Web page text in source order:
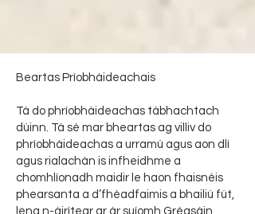
Beartas Príobháideachais
Tá do phríobháideachas tábhachtach
dúinn. Tá sé mar bheartas ag villiv do
phríobháideachas a urramú agus aon dlí
agus rialachán is infheidhme a
chomhlíonadh maidir le haon fhaisnéis
phearsanta a d’fhéadfaimis a bhailiú fút,
lena n-áirítear ar ár suíomh Gréasáin,